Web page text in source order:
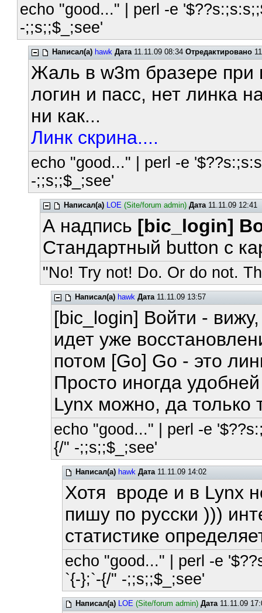
echo "good..." | perl -e
-;;s;;$_;see'
Написал(а) hawk Дата11.11.09 08:34Отредактировано
Жаль в w3m бразере
логин и пасс, нет линка
ни как...
Линк скрина....
echo "good..." | perl -e
-;;s;;$_;see'
Написал(а) LOE (Site/forum admin) Дата11.11.09 12:41
А надпись [bic_login]
Стандартный button с
"No! Try not! Do. Or do not.
Написал(а) hawk Дата11.11.09 13:57
[bic_login] Войти -
идет уже
потом [Go] Go - это
Просто иногда
Lynx можно, да только
echo "good..." | perl -e
{/" -;;s;;$_;see'
Написал(а) hawk Дата11.11.09 14:02
Хотя вроде и в Lynx
пишу по русски )))
статистике
echo "good..." | perl -e
`{-};`-{/" -;;s;;$_;see'
Написал(а) LOE (Site/forum admin) Дата11.11.09